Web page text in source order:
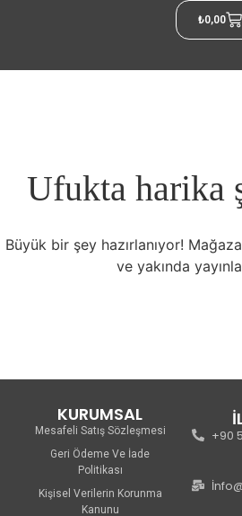
₺0,00
Ufukta harika
Büyük bir şey hazırlanıyor!
ve yakında
KURUMSAL
Mesafeli Satış Sözleşmesi
Geri Ödeme Ve İade
Politikası
Kişisel Verilerin Korunma
Kanunu
+90